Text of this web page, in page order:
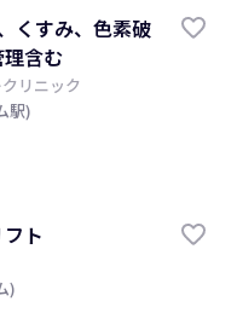
くすみ、色素破
含む
リニック
駅)
ト
)